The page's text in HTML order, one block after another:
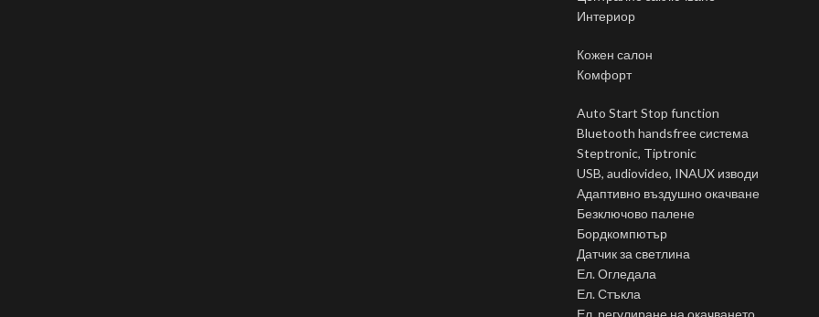
Интериор
Кожен салон
Комфорт
Auto Start Stop function
Bluetooth handsfree система
Steptronic, Tiptronic
USB, audiovideo, INAUX изводи
Адаптивно въздушно окачване
Безключово палене
Бордкомпютър
Датчик за светлина
Ел. Огледала
Ел. Стъкла
Ел. регулиране на окачването